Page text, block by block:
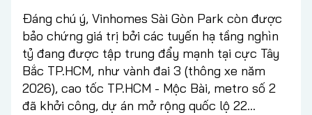
Đáng chú ý, Vinhomes Sài Gòn Park còn được
bảo chứng giá trị bởi các tuyến hạ tầng nghìn
tỷ đang được tập trung đẩy mạnh tại cực Tây
Bắc TP.HCM, như vành đai 3 (thông xe năm
2026), cao tốc TP.HCM - Mộc Bài, metro số 2
đã khởi công, dự án mở rộng quốc lộ 22…